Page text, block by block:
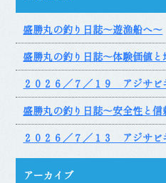
盛勝丸の釣り日誌～遊漁船へ～
盛勝丸の釣り日誌～体験価値と
２０２６／７／１９ アジサビ
盛勝丸の釣り日誌～安全性と信
２０２６／７／１３ アジサビ
アーカイブ